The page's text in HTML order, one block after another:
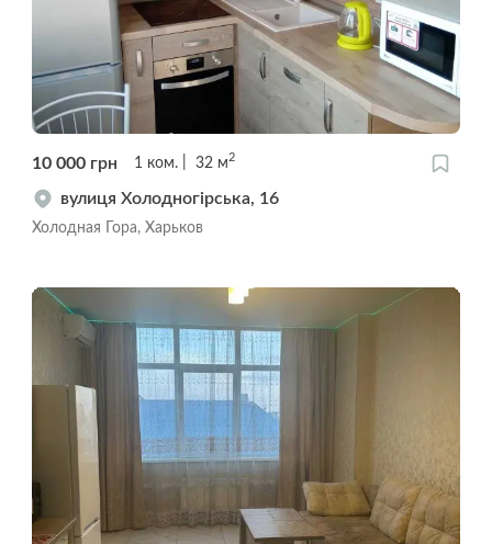
10 000 грн 1 ком. 32 м2
вулиця Холодногірська, 16
Холодная Гора, Харьков